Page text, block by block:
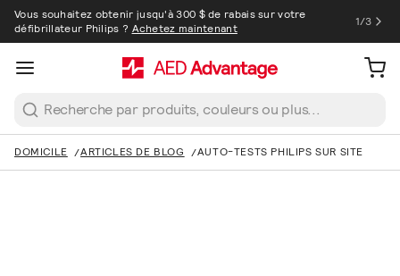
Vous souhaitez obtenir jusqu'à 300 $ de rabais sur votre
défibrillateur Philips ? Achetez maintenant
1/3
Rechercher
DOMICILE ARTICLES DE BLOG AUTO-TESTS PHILIPS SUR SITE